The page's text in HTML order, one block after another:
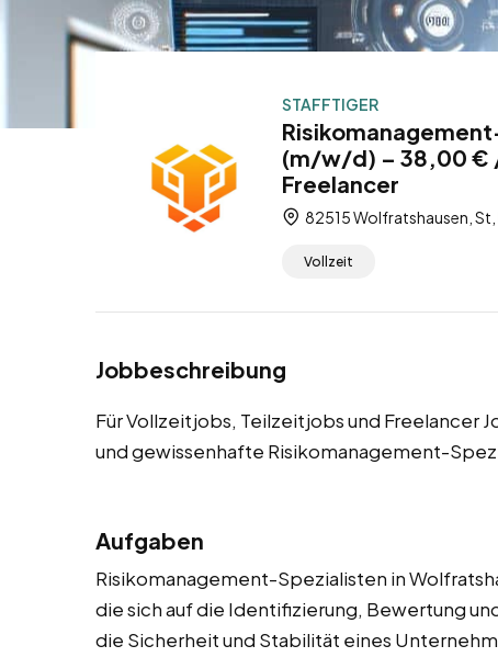
STAFFTIGER
(m/w/d) – 38,00 €
Freelancer
82515 Wolfratshausen,
Vollzeit
Jobbeschreibung
Für Vollzeitjobs, Teilzeitjobs und Freelancer
und gewissenhafte Risikomanagement-
Aufgaben
Risikomanagement-Spezialisten in
die sich auf die Identifizierung, Bewertung
die Sicherheit und Stabilität eines